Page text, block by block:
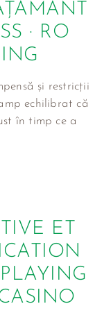
· RO
și restricții
echilibrat că
în timp ce a
ET